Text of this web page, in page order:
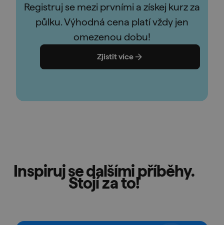
Registruj se mezi prvními a získej kurz za
půlku. Výhodná cena platí vždy jen
omezenou dobu!
Zjistit více
Inspiruj se dalšími příběhy.
Stojí za to!